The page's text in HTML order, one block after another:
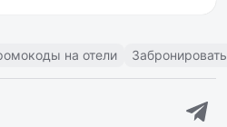
на отели